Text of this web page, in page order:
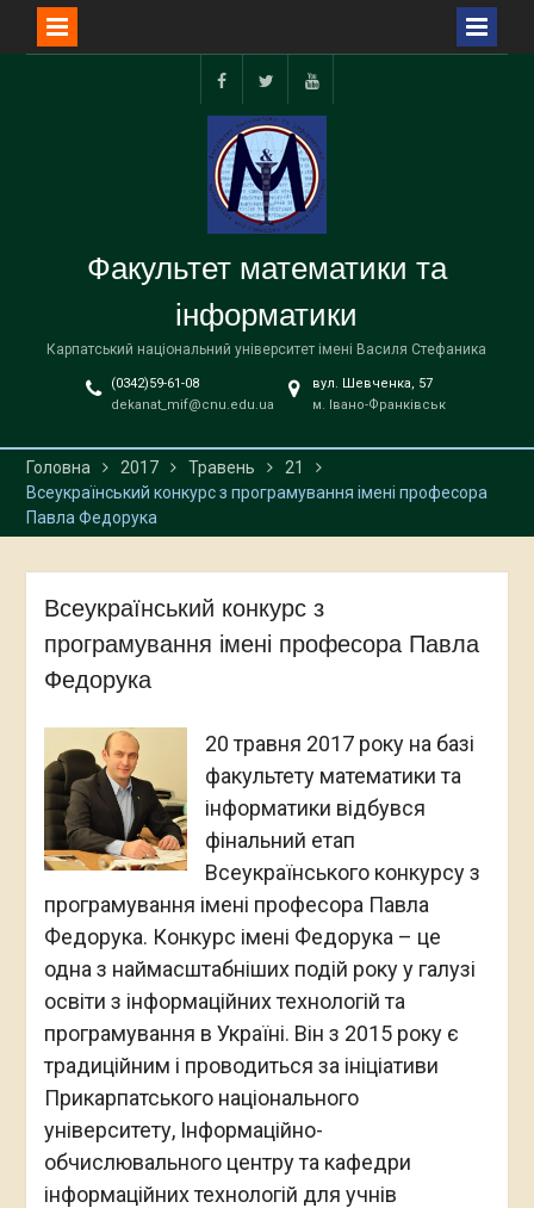
facebooktwitter youtube
Факультет математики та
інформатики
Карпатський національний університет імені Василя Стефаника
(0342)59-61-08
dekanat_mif@cnu.edu.ua
вул. Шевченка, 57
м. Івано-Франківськ
Головна 2017 Травень
21
Всеукраїнський конкурс з програмування імені професора
Павла Федорука
Всеукраїнський конкурс з
програмування імені професора Павла
Федорука
20 травня 2017 року на базі
факультету математики та
інформатики відбувся
фінальний етап
Всеукраїнського конкурсу з
програмування імені професора Павла
Федорука. Конкурс імені Федорука – це
одна з наймасштабніших подій року у галузі
освіти з інформаційних технологій та
програмування в Україні. Він з 2015 року є
традиційним і проводиться за ініціативи
Прикарпатського національного
університету, Інформаційно-
обчислювального центру та кафедри
інформаційних технологій для учнів